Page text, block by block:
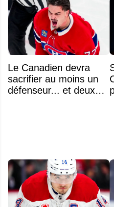
Le Canadien devra
sacrifier au moins un
défenseur... et deux